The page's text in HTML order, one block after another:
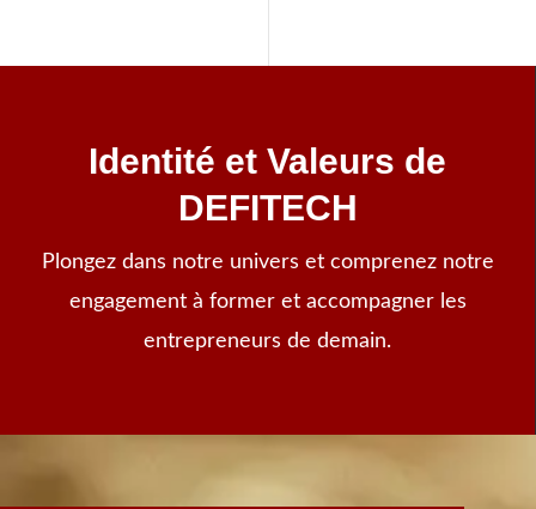
Identité et Valeurs de
DEFITECH
Plongez dans notre univers et comprenez notre
engagement à former et accompagner les
entrepreneurs de demain.